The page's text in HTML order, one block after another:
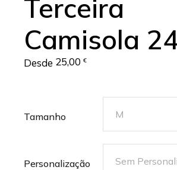
Terceira
Camisola
Desde 25,00€
Tamanho M
Personalização Sem